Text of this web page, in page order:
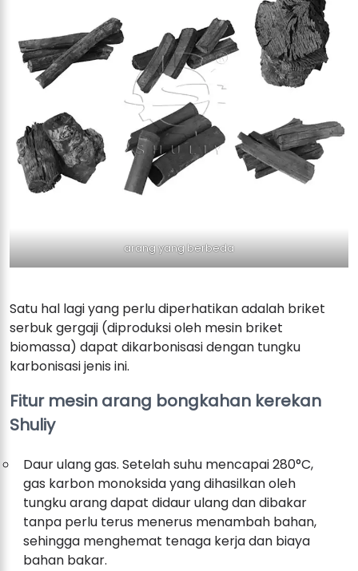
arang yang berbeda
Satu hal lagi yang perlu diperhatikan adalah briket
serbuk gergaji (diproduksi oleh mesin briket
biomassa) dapat dikarbonisasi dengan tungku
karbonisasi jenis ini.
Fitur mesin arang bongkahan kerekan
Shuliy
Daur ulang gas. Setelah suhu mencapai 280°C,
gas karbon monoksida yang dihasilkan oleh
tungku arang dapat didaur ulang dan dibakar
tanpa perlu terus menerus menambah bahan,
sehingga menghemat tenaga kerja dan biaya
bahan bakar.